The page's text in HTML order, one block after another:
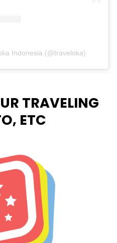
Indonesia (@traveloka)
TRAVELING
ETC